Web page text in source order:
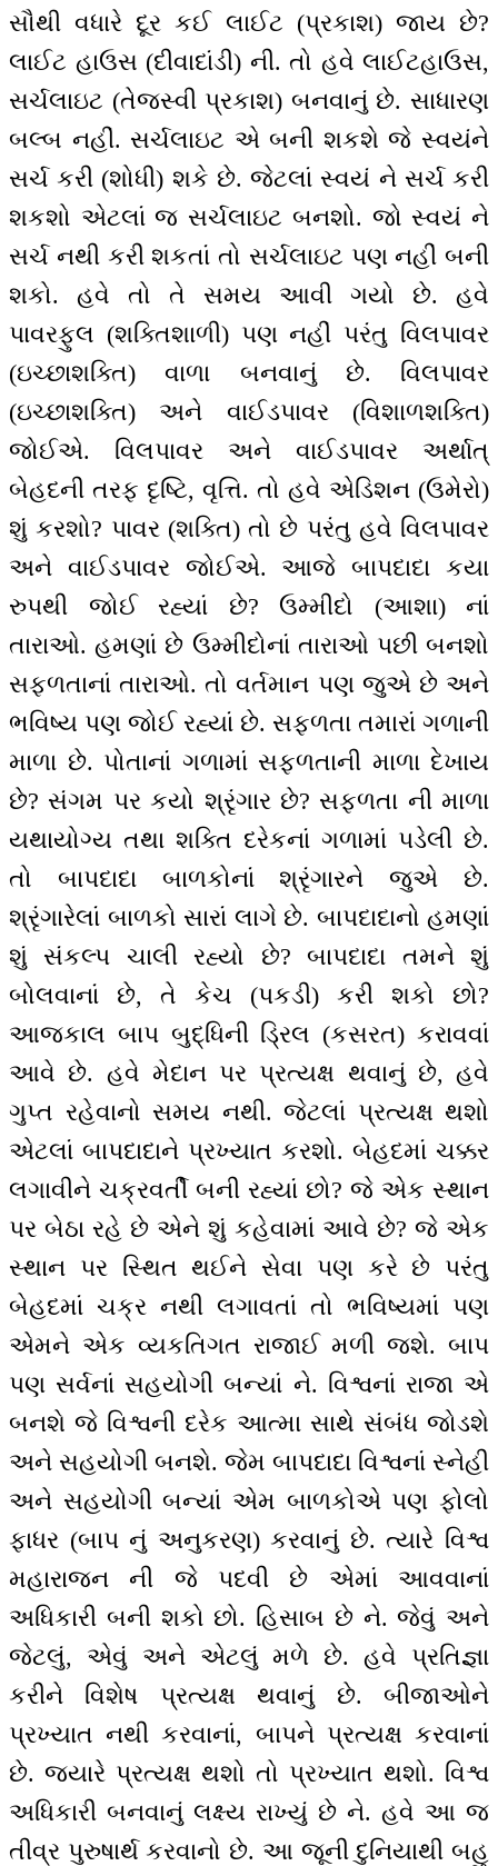
સૌથી વધારે દૂર કઈ લાઈટ (પ્રકાશ) જાય છે?
લાઈટ હાઉસ (દીવાદાંડી) ની. તો હવે લાઈટહાઉસ,
સર્ચલાઇટ (તેજસ્વી પ્રકાશ) બનવાનું છે. સાધારણ
બલ્બ નહીં. સર્ચલાઇટ એ બની શકશે જે સ્વયંને
સર્ચ કરી (શોધી) શકે છે. જેટલાં સ્વયં ને સર્ચ કરી
શકશો એટલાં જ સર્ચલાઇટ બનશો. જો સ્વયં ને
સર્ચ નથી કરી શકતાં તો સર્ચલાઇટ પણ નહીં બની
શકો. હવે તો તે સમય આવી ગયો છે. હવે
પાવરફુલ (શક્તિશાળી) પણ નહીં પરંતુ વિલપાવર
(ઇચ્છાશક્તિ) વાળા બનવાનું છે. વિલપાવર
(ઇચ્છાશક્તિ) અને વાઈડપાવર (વિશાળશક્તિ)
જોઈએ. વિલપાવર અને વાઈડપાવર અર્થાત્
બેહદની તરફ દૃષ્ટિ, વૃત્તિ. તો હવે એડિશન (ઉમેરો)
શું કરશો? પાવર (શક્તિ) તો છે પરંતુ હવે વિલપાવર
અને વાઈડપાવર જોઈએ. આજે બાપદાદા કયા
રુપથી જોઈ રહ્યાં છે? ઉમ્મીદો (આશા) નાં
તારાઓ. હમણાં છે ઉમ્મીદોનાં તારાઓ પછી બનશો
સફળતાનાં તારાઓ. તો વર્તમાન પણ જુએ છે અને
ભવિષ્ય પણ જોઈ રહ્યાં છે. સફળતા તમારાં ગળાની
માળા છે. પોતાનાં ગળામાં સફળતાની માળા દેખાય
છે? સંગમ પર કયો શ્રૃંગાર છે? સફળતા ની માળા
યથાયોગ્ય તથા શક્તિ દરેકનાં ગળામાં પડેલી છે.
તો બાપદાદા બાળકોનાં શ્રૃંગારને જુએ છે.
શ્રૃંગારેલાં બાળકો સારાં લાગે છે. બાપદાદાનો હમણાં
શું સંકલ્પ ચાલી રહ્યો છે? બાપદાદા તમને શું
બોલવાનાં છે, તે કેચ (પકડી) કરી શકો છો?
આજકાલ બાપ બુદ્ધિની ડ્રિલ (કસરત) કરાવવાં
આવે છે. હવે મેદાન પર પ્રત્યક્ષ થવાનું છે, હવે
ગુપ્ત રહેવાનો સમય નથી. જેટલાં પ્રત્યક્ષ થશો
એટલાં બાપદાદાને પ્રખ્યાત કરશો. બેહદમાં ચક્કર
લગાવીને ચક્રવર્તી બની રહ્યાં છો? જે એક સ્થાન
પર બેઠા રહે છે એને શું કહેવામાં આવે છે? જે એક
સ્થાન પર સ્થિત થઈને સેવા પણ કરે છે પરંતુ
બેહદમાં ચક્ર નથી લગાવતાં તો ભવિષ્યમાં પણ
એમને એક વ્યકતિગત રાજાઈ મળી જશે. બાપ
પણ સર્વનાં સહયોગી બન્યાં ને. વિશ્વનાં રાજા એ
બનશે જે વિશ્વની દરેક આત્મા સાથે સંબંધ જોડશે
અને સહયોગી બનશે. જેમ બાપદાદા વિશ્વનાં સ્નેહી
અને સહયોગી બન્યાં એમ બાળકોએ પણ ફોલો
ફાધર (બાપ નું અનુકરણ) કરવાનું છે. ત્યારે વિશ્વ
મહારાજન ની જે પદવી છે એમાં આવવાનાં
અધિકારી બની શકો છો. હિસાબ છે ને. જેવું અને
જેટલું, એવું અને એટલું મળે છે. હવે પ્રતિજ્ઞા
કરીને વિશેષ પ્રત્યક્ષ થવાનું છે. બીજાઓને
પ્રખ્યાત નથી કરવાનાં, બાપને પ્રત્યક્ષ કરવાનાં
છે. જ્યારે પ્રત્યક્ષ થશો તો પ્રખ્યાત થશો. વિશ્વ
અધિકારી બનવાનું લક્ષ્ય રાખ્યું છે ને. હવે આ જ
તીવ્ર પુરુષાર્થ કરવાનો છે. આ જૂની દુનિયાથી બહુ